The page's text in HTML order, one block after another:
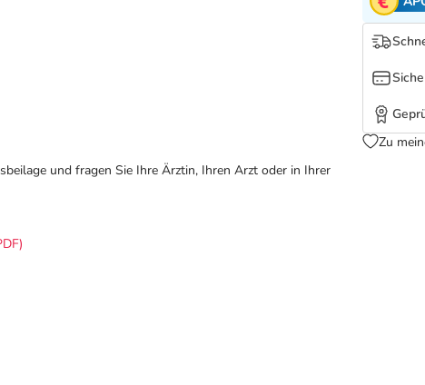
Zu
und fragen Sie Ihre Ärztin, Ihren Arzt oder in Ihrer